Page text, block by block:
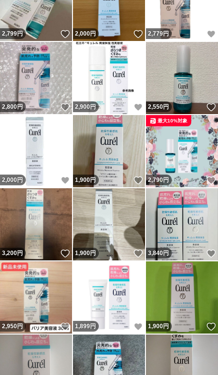
2,799円 いいね！
2,000円 いいね！
2,779円
2,800円 いいね！
2,900円 いいね！
2,550円
2,000 円 いいね！
1,900円 いいね！
2,790円
最大10%対象
3,200円 いいね！
1,900円 いいね！
3,840 円
2,950円 いいね！
1,899円 いいね！
1,900円